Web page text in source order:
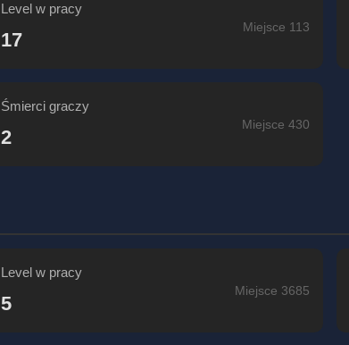
Level w pracy
17
Miejsce 113
Śmierci graczy
2
Miejsce 430
Level w pracy
5
Miejsce 3685